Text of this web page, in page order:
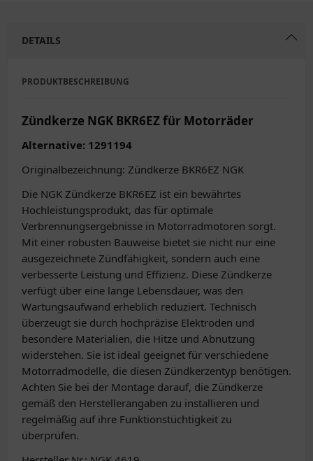
DETAILS
PRODUKTBESCHREIBUNG
Zündkerze NGK BKR6EZ für Motorräder
Alternative: 1291194
Originalbezeichnung: Zündkerze BKR6EZ NGK
Die NGK Zündkerze BKR6EZ ist ein bewährtes
Hochleistungsprodukt, das für optimale
Verbrennungsergebnisse in Motorradmotoren sorgt.
Mit einer robusten Bauweise bietet sie nicht nur eine
ausgezeichnete Zündfähigkeit, sondern auch eine
verbesserte Leistung und Effizienz. Diese Zündkerze
verfügt über eine lange Lebensdauer, was den
Wartungsaufwand erheblich reduziert. Technisch
überzeugt sie durch hochpräzise Elektroden und
besondere Materialien, die Hitze und Abnutzung
widerstehen. Sie ist ideal geeignet für verschiedene
Motorradmodelle, die diesen Zündkerzentyp benötigen.
Achten Sie bei der Montage darauf, die Zündkerze
gemäß den Herstellerangaben zu installieren und
regelmäßig auf ihre Funktionstüchtigkeit zu
überprüfen.